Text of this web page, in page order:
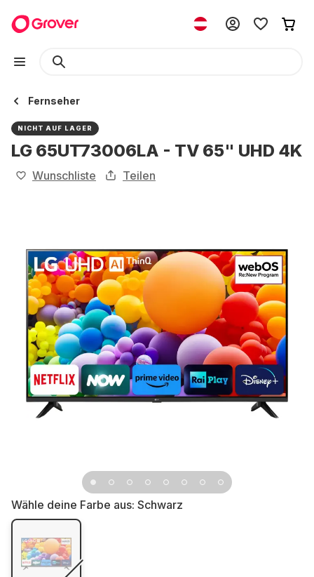
Fernseher
NICHT AUF LAGER
LG 65UT73006LA - TV 65" UHD 4K
Wunschliste Teilen
Wähle deine Farbe aus: Schwarz